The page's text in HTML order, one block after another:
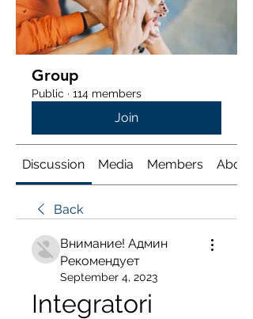
Group
Public · 114 members
Join
Discussion Media Members About
Back
Внимание! Админ
Рекомендует
September 4, 2023
Integratori